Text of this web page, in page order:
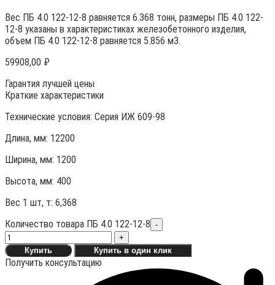
Вес ПБ 4.0 122-12-8 равняется 6.368 тонн, размеры ПБ 4.0 122-
12-8 указаны в характеристиках железобетонного изделия,
объем ПБ 4.0 122-12-8 равняется 5.856 м3.
59908,00 ₽
Гарантия лучшей цены
Краткие характеристики
Технические условия: Серия ИЖ 609-98
Длина, мм: 12200
Ширина, мм: 1200
Высота, мм: 400
Вес 1 шт, т: 6,368
Количество товара ПБ 4.0 122-12-8 -
+
Купить
Купить в один клик
Получить консультацию